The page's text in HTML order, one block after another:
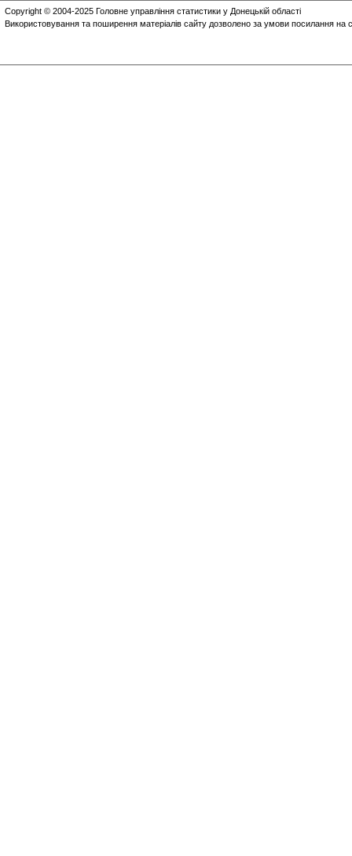
Copyright © 2004-2025 Головне управління статистики у Донецькій області
Використовування та поширення матеріалів сайту дозволено за умови посилання на